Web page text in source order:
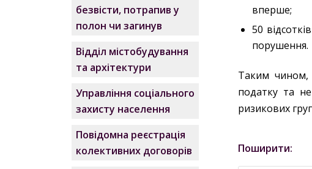
вперше;
50
порушення.
Таким чином,
податку та
ризикових
Поширити:
безвісти, потрапив у
полон чи загинув
Відділ містобудування
та архітектури
Управління соціального
захисту населення
Повідомна реєстрація
колективних договорів